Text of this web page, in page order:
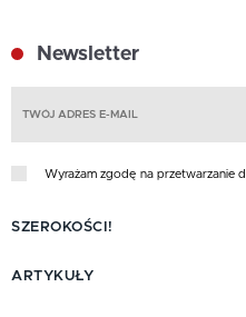
Newsletter
Wyrażam zgodę na przetwarzanie
SZEROKOŚCI!
ARTYKUŁY